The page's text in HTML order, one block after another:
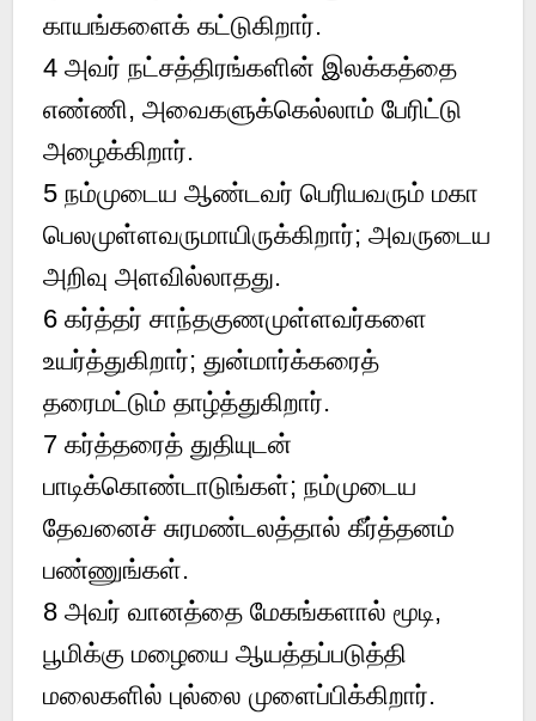
காயங்களைக் கட்டுகிறார்.
4 அவர் நட்சத்திரங்களின் இலக்கத்தை
எண்ணி, அவைகளுக்கெல்லாம் பேரிட்டு
அழைக்கிறார்.
5 நம்முடைய ஆண்டவர் பெரியவரும் மகா
பெலமுள்ளவருமாயிருக்கிறார்; அவருடைய
அறிவு அளவில்லாதது.
6 கர்த்தர் சாந்தகுணமுள்ளவர்களை
உயர்த்துகிறார்; துன்மார்க்கரைத்
தரைமட்டும் தாழ்த்துகிறார்.
7 கர்த்தரைத் துதியுடன்
பாடிக்கொண்டாடுங்கள்; நம்முடைய
தேவனைச் சுரமண்டலத்தால் கீர்த்தனம்
பண்ணுங்கள்.
8 அவர் வானத்தை மேகங்களால் மூடி,
பூமிக்கு மழையை ஆயத்தப்படுத்தி
மலைகளில் புல்லை முளைப்பிக்கிறார்.